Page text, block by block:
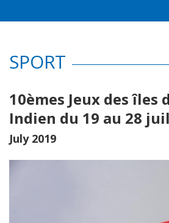
SPORT
10èmes Jeux des îles
Indien du 19 au 28
July 2019